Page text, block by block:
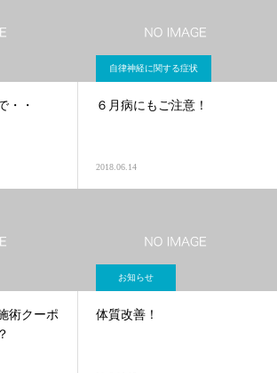
・・
自律神経に関する症状
６月病にもご注意！
2018.06.14
術クーポ
お知らせ
体質改善！